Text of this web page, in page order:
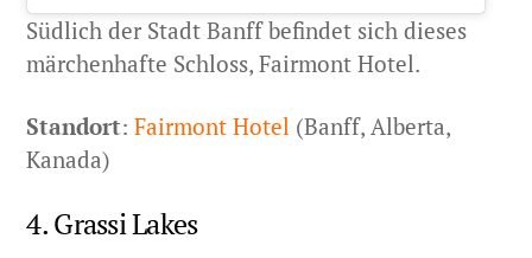
Südlich der Stadt Banff befindet sich dieses
märchenhafte Schloss, Fairmont Hotel.
Standort:Fairmont Hotel (Banff, Alberta,
Kanada)
4. Grassi Lakes